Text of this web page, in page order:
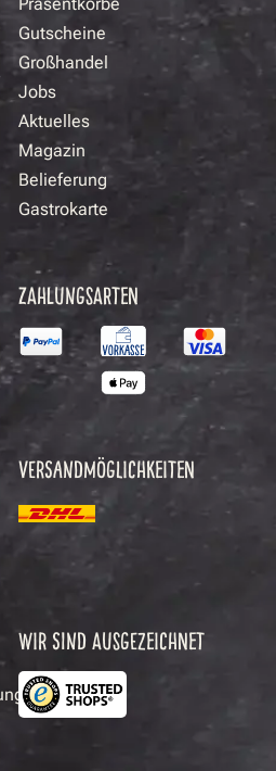
Präsentkörbe
Gutscheine
Großhandel
Jobs
Aktuelles
Magazin
Belieferung
Gastrokarte
ZAHLUNGSARTEN
VERSANDMÖGLICHKEITEN
WIR SIND AUSGEZEICHNET